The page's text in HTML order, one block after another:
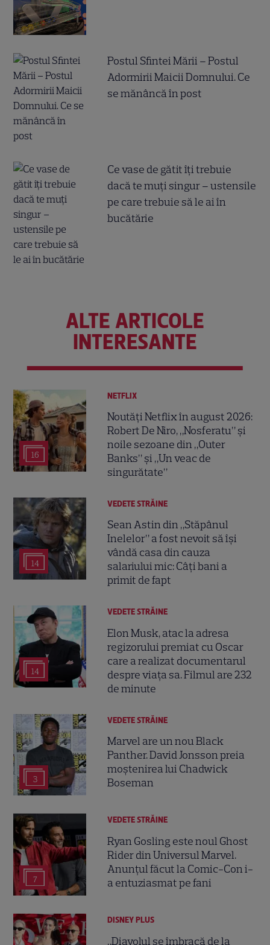
Postul Sfintei Mării – Postul
Adormirii Maicii Domnului. Ce
se mănâncă în post
Ce vase de gătit îți trebuie
dacă te muți singur – ustensile
pe care trebuie să le ai în
bucătărie
ALTE ARTICOLE
INTERESANTE
16
NETFLIX
Noutăți Netflix în august 2026:
Robert De Niro, „Nosferatu” și
noile sezoane din „Outer
Banks” și „Un veac de
singurătate”
14
VEDETE STRĂINE
Sean Astin din „Stăpânul
Inelelor” a fost nevoit să își
vândă casa din cauza
salariului mic: Câți bani a
primit de fapt
14
VEDETE STRĂINE
Elon Musk, atac la adresa
regizorului premiat cu Oscar
care a realizat documentarul
despre viața sa. Filmul are 232
de minute
3
VEDETE STRĂINE
Marvel are un nou Black
Panther. David Jonsson preia
moștenirea lui Chadwick
Boseman
7
VEDETE STRĂINE
Ryan Gosling este noul Ghost
Rider din Universul Marvel.
Anunțul făcut la Comic-Con i-
a entuziasmat pe fani
DISNEY PLUS
„Diavolul se îmbracă de la